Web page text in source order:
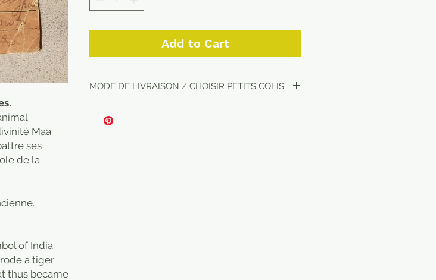
Maa
ses
de la
of India.
a tiger
thus became
Add to Cart
MODE DE LIVRAISON / CHOISIR PETITS COLIS